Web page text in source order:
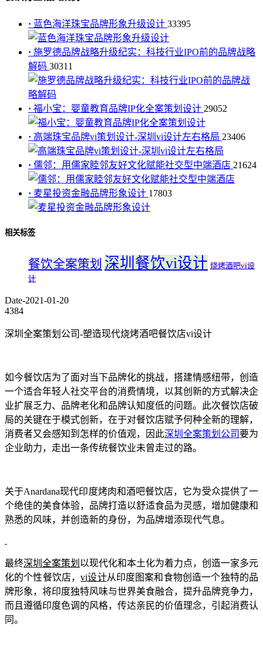
· 蓝色海洋珠宝品牌形象升级设计 33395
· 施罗德品牌战略升级纪实：科技行业IPO前的品牌战略
解码 30311
· 福小宝：婴童教育品牌IP化全案策划设计 29052
· 高端珠宝品牌vi策划设计-深圳vi设计左右格局 23406
· 儒邻：用儒家睦邻友好文化赋能社交型中端酒店 21624
· 麦星投资金融品牌形象设计 17803
相关标签
餐饮全案策划 深圳餐饮vi设计 烧烤酒吧vi设
计
Date-2021-01-20
4384
深圳全案策划公司-塑造现代烧烤酒吧餐饮店vi设计
如今餐饮店为了面对当下品牌化的挑战，搭建情感纽带，创造
一个适合年轻人社交平台的消费情境，以其创新的方式解决企
业扩展乏力、品牌老化和品牌认知度低的问题。此次餐饮店破
局的关键在于模式创新，在于对餐饮店赋予何种全新的理解，
消费者又会感知到怎样的价值观，因此深圳全案策划公司要为
企业助力，走出一条传统餐饮业未曾走过的路。
关于Anardana现代印度烤肉和酒吧餐饮店，它为受众提供了一
个绝佳的美食体验，品牌打造以舒适食品为灵感，增加健康和
熟悉的风味，并创造新的身份，为品牌增添现代气息。
最终深圳全案策划 以现代化和本土化为着力点，创造一家多元
化的个性餐饮店，vi设计从印度图案和食物创造一个独特的品
牌形象，将印度独特风味与世界美食融合， 提升品牌竞争力，
而且遵循印度色调的风格，传达亲民的价值理念，引起消费认
同。